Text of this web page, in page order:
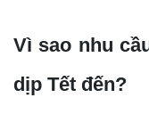
Vì sao nhu
dịp Tết đến?